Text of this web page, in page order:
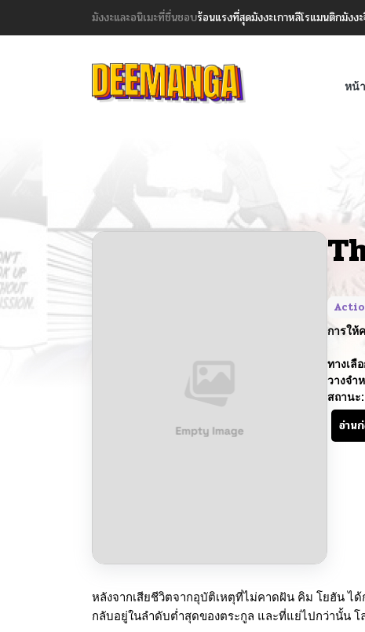
มังงะและอนิเมะที่ชื่นชอบร้อนแรงที่สุดมังงะเกาหลีโรแมนติกมังง
หน้
การให้
ทางเลื
วางจำ
สถานะ:
อ่าน
หลังจากเสียชีวิตจากอุบัติเหตุที่ไม่คาดฝัน คิม โยฮัน ไ
กลับอยู่ในลำดับต่ำสุดของตระกูล และที่แย่ไปกว่านั้น